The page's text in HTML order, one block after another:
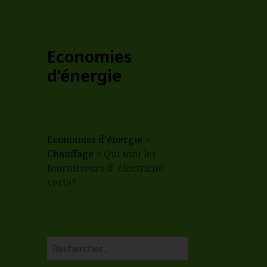
Economies
d'énergie
Economies d'énergie >
Chauffage > Qui sont les
fournisseurs d’ électricité
verte?
e